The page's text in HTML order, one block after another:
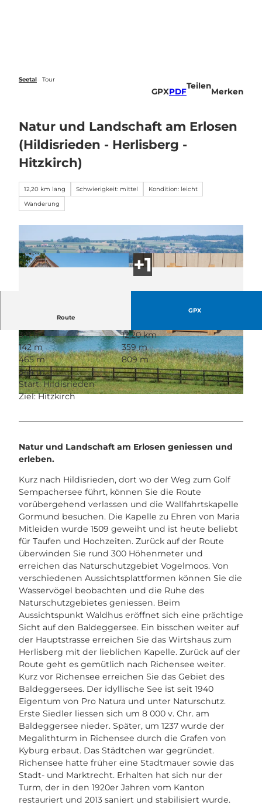
Seetal Tour
GPXPDF
Teilen
Merken
Natur und Landschaft am Erlosen
(Hildisrieden - Herlisberg -
Hitzkirch)
12,20 km lang Schwierigkeit: mittel
Kondition: leicht
Wanderung
© Seetal Tourismus, Seetal Tourismus
© Seetal Tourismus, Seetal Tourismus © Seetal Tourismus, Seetal Tourismus
Route
GPX
3:11 h
12,20 km
142 m
359 m
465 m
809 m
344 m
Start: Hildisrieden
Ziel: Hitzkirch
Natur und Landschaft am Erlosen geniessen und
erleben.
Kurz nach Hildisrieden, dort wo der Weg zum Golf
Sempachersee führt, können Sie die Route
vorübergehend verlassen und die Wallfahrtskapelle
Gormund besuchen. Die Kapelle zu Ehren von Maria
Mitleiden wurde 1509 geweiht und ist heute beliebt
für Taufen und Hochzeiten. Zurück auf der Route
überwinden Sie rund 300 Höhenmeter und
erreichen das Naturschutzgebiet Vogelmoos. Von
verschiedenen Aussichtsplattformen können Sie die
Wasservögel beobachten und die Ruhe des
Naturschutzgebietes geniessen. Beim
Aussichtspunkt Waldhus eröffnet sich eine prächtige
Sicht auf den Baldeggersee. Ein bisschen weiter auf
der Hauptstrasse erreichen Sie das Wirtshaus zum
Herlisberg mit der lieblichen Kapelle. Zurück auf der
Route geht es gemütlich nach Richensee weiter.
Kurz vor Richensee erreichen Sie das Gebiet des
Baldeggersees. Der idyllische See ist seit 1940
Eigentum von Pro Natura und unter Naturschutz.
Erste Siedler liessen sich um 8 000 v. Chr. am
Baldeggersee nieder. Später, um 1237 wurde der
Megalithturm in Richensee durch die Grafen von
Kyburg erbaut. Das Städtchen war gegründet.
Richensee hatte früher eine Stadtmauer sowie das
Stadt- und Marktrecht. Erhalten hat sich nur der
Turm, der in den 1920er Jahren vom Kanton
restauriert und 2013 saniert und stabilisiert wurde.